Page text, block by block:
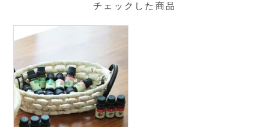
チェックした商品